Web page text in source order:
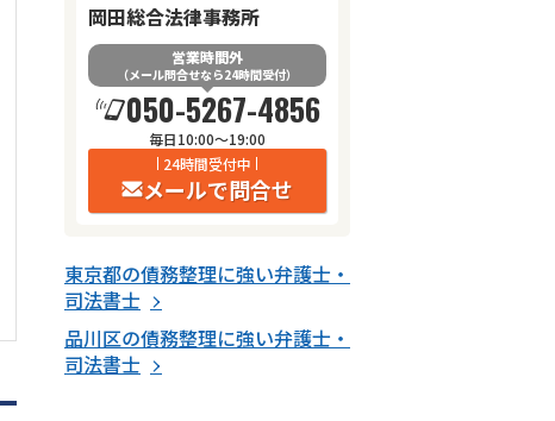
岡田総合法律事務所
営業時間外
（メール問合せなら24時間受付）
050-5267-4856
毎日10:00～19:00
24時間受付中
メールで問合せ
東京都の債務整理に強い弁護士・
司法書士
品川区の債務整理に強い弁護士・
司法書士